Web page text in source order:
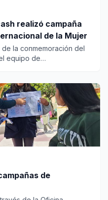
realizó campaña
de la Mujer
la conmemoración del
equipo de
de